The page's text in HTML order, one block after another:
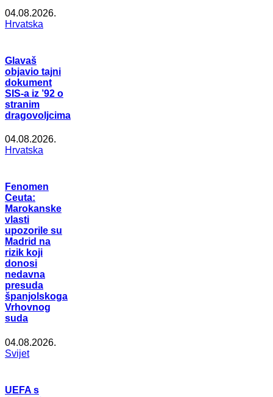
04.08.2026.
Hrvatska
Glavaš
objavio tajni
dokument
SIS-a iz ’92 o
stranim
dragovoljcima
04.08.2026.
Hrvatska
Fenomen
Ceuta:
Marokanske
vlasti
upozorile su
Madrid na
rizik koji
donosi
nedavna
presuda
španjolskoga
Vrhovnog
suda
04.08.2026.
Svijet
UEFA s